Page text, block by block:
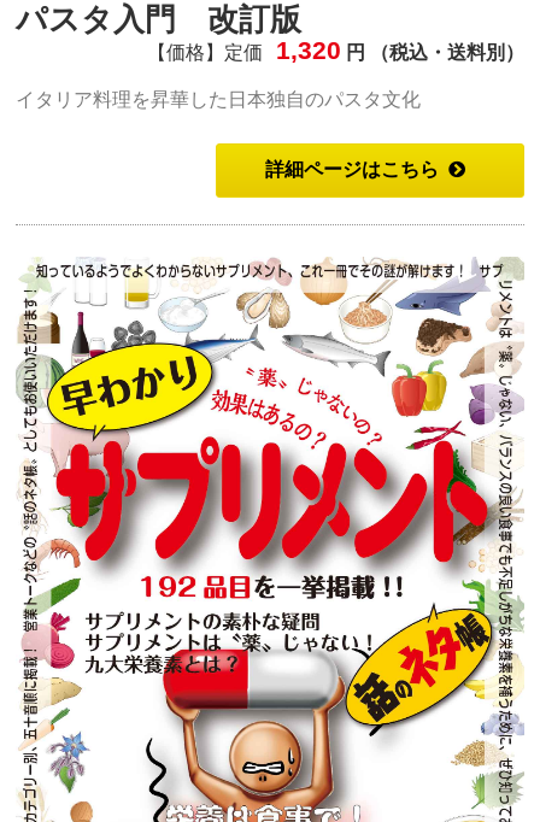
パスタ入門 改訂版
【価格】定価 1,320 円 （税込・送料別）
イタリア料理を昇華した日本独自のパスタ文化
詳細ページはこちら